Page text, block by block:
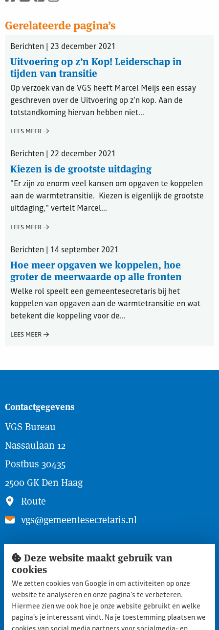
Gerelateerde pagina’s
Berichten | 23 december 2021
Uitvoering op z’n Kop! Leiderschap in
tijden van transitie
Op verzoek van de VGS heeft Marcel Meijs een essay
geschreven over de Uitvoering op z’n kop. Aan de
totstandkoming hiervan hebben niet...
LEES MEER
Berichten | 22 december 2021
Kiezen is de grootste uitdaging
"Er zijn zo enorm veel kansen om opgaven te koppelen
aan de warmtetransitie. Kiezen is eigenlijk de grootste
uitdaging," vertelt Marcel...
LEES MEER
Berichten | 14 september 2021
Hoe meer opgaven we koppelen, hoe
groter de meerwaarde op alle fronten
Welke rol speelt een gemeentesecretaris bij het
koppelen van opgaven aan de warmtetransitie en wat
betekent die koppeling voor de...
LEES MEER
Contactgegevens
VGS Bureau
Nassaulaan 12
Postbus 30435
2500 GK Den Haag
Route
vgs@gemeentesecretaris.nl
Snel naar
Inloggen ledengedeelte
Lid worden
Aanmelden nieuwe leden
Privacy statement
Deze website maakt gebruik van
cookies
We zetten cookies van Google in om activiteiten op onze
website te analyseren en onze pagina’s te verbeteren.
Hiermee zien we ook hoe je onze website gebruikt en welke
pagina’s je interessant vindt. Na je toestemming plaatsen we